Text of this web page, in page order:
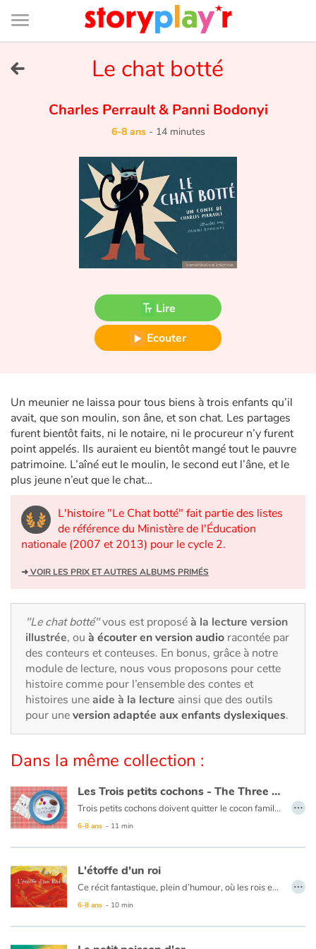
Connexion
Bibliothèque
de
page
Tester gratuitement
Bibliothèque
Fable, mythe, littérature et poésie
Ogres, monstres et sorcières
Héroïnes et héros
Écologie, nature, saisons
Voyage, épopée, enquête, aventure
Autour du monde
Apprentissage
Art, espace, activité
Documentaires
En famille
Quotidien et loisirs
Fêtes et évènements
Amour et amitié
Sujets de société
Émotions et sentiments
Le chat botté
Charles Perrault&Panni Bodonyi
6-8 ans- 14 minutes
Lire
Ecouter
Un meunier ne laissa pour tous biens à trois enfants qu’il
avait, que son moulin, son âne, et son chat. Les partages
furent bientôt faits, ni le notaire, ni le procureur n’y furent
point appelés. Ils auraient eu bientôt mangé tout le pauvre
patrimoine. L’aîné eut le moulin, le second eut l’âne, et le
plus jeune n’eut que le chat…
L'histoire "Le Chat botté" fait partie des listes
de référence du Ministère de l'Éducation
nationale (2007 et 2013) pour le cycle 2.
➜VOIR LES PRIX ET AUTRES ALBUMS PRIMÉS
"Le chat botté"vous est proposéà la lecture version
illustrée, ou à écouter en version audio racontée par
des conteurs et conteuses. En bonus, grâce à notre
module de lecture, nous vous proposons pour cette
histoire comme pour l’ensemble des contes et
histoires uneaide à la lecture ainsi que des outils
pour uneversion adaptée aux enfants dyslexiques.
Dans la même collection :
Les Trois petits cochons - The Three Little Pigs
Trois petits cochons doivent quitter le cocon familial, partir seuls sur la grande route de la vie et se construire chacun une maison : bricoler un abri de paille, assembler un cabanon de branches, construire une maison. Mais tout se complique quand un
Le texte est en français et en anglais.
6-8 ans - 11 min
…
L'étoffe d'un roi
Ce récit fantastique, plein d’humour, où les rois et les reines se côtoient quotidiennement, s’attache à des notions humaines : celles du sacrifice pour le bonheur du plus grand nombre, du pouvoir et de la tyrannie, de la ruse et de la trahison.
6-8 ans - 10 min
…